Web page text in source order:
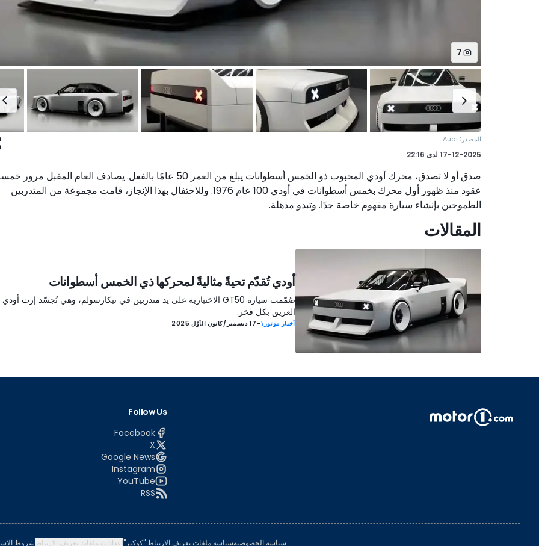
7
المصدر:
Audi
17-12-2025 لدى
صدق أو لا تصدق، محرك أودي المحبوب ذو الخمس أسطوانات يبلغ من العمر 50 عامًا بالفعل. يصادف العام المقبل مرور
عقود منذ ظهور أول محرك بخمس أسطوانات في أودي 100 عام 1976. وللاحتفال بهذا الإنجاز، قامت مجموعة من المتدربين
الطموحين بإنشاء سيارة مفهوم خاصة جدًا. وتبدو مذهلة.
المقالات
أودي تُقدّم تحيةً مثاليةً لمحركها ذي الخمس أسطوانات
صُمّمت سيارة GT50 الاختبارية على يد متدربين في نيكارسولم، وهي تُجسّد إرث أودي
العريق بكل فخر.
أخبار موتور١ - 17 ديسمبر/كانون الأوّل 2025
Follow Us
Facebook
X
Google News
Instagram
YouTube
RSS
سياسة الخصوصيةسياسة ملفات تعريف الارتباط "كوكيز"إعدادات ملفات تعريف الارتباطشروط